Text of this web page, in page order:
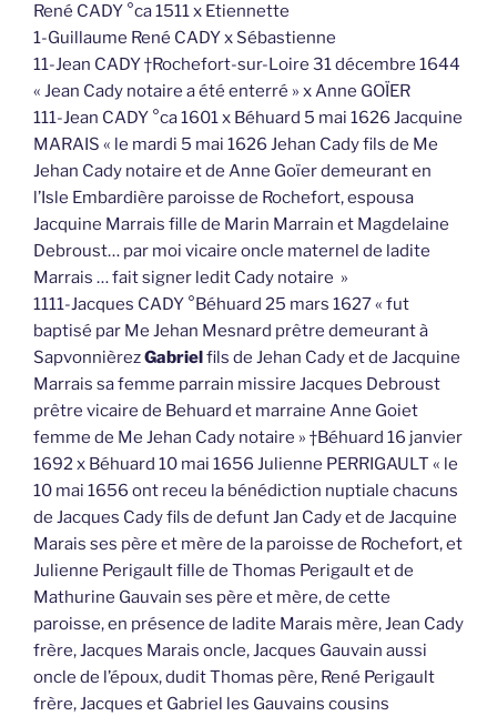
René CADY °ca 1511 x Etiennette
1-Guillaume René CADY x Sébastienne
11-Jean CADY †Rochefort-sur-Loire 31 décembre 1644
« Jean Cady notaire a été enterré » x Anne GOÏER
111-Jean CADY °ca 1601 x Béhuard 5 mai 1626 Jacquine
MARAIS « le mardi 5 mai 1626 Jehan Cady fils de Me
Jehan Cady notaire et de Anne Goïer demeurant en
l’Isle Embardière paroisse de Rochefort, espousa
Jacquine Marrais fille de Marin Marrain et Magdelaine
Debroust… par moi vicaire oncle maternel de ladite
Marrais … fait signer ledit Cady notaire »
1111-Jacques CADY °Béhuard 25 mars 1627 « fut
baptisé par Me Jehan Mesnard prêtre demeurant à
SapvonnièrezGabrielfils de Jehan Cady et de Jacquine
Marrais sa femme parrain missire Jacques Debroust
prêtre vicaire de Behuard et marraine Anne Goiet
femme de Me Jehan Cady notaire » †Béhuard 16 janvier
1692 x Béhuard 10 mai 1656 Julienne PERRIGAULT « le
10 mai 1656 ont receu la bénédiction nuptiale chacuns
de Jacques Cady fils de defunt Jan Cady et de Jacquine
Marais ses père et mère de la paroisse de Rochefort, et
Julienne Perigault fille de Thomas Perigault et de
Mathurine Gauvain ses père et mère, de cette
paroisse, en présence de ladite Marais mère, Jean Cady
frère, Jacques Marais oncle, Jacques Gauvain aussi
oncle de l’époux, dudit Thomas père, René Perigault
frère, Jacques et Gabriel les Gauvains cousins